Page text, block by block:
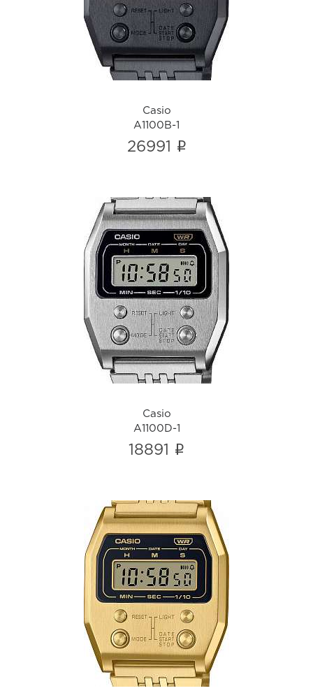
i
Casio
A1100B-1
26991 i
Casio
A1100D-1
i
Casio
A1100D-1
18891 i
Casio
A1100G-5
i